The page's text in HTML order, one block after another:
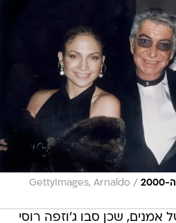
/
GettyImages, Arnaldo
שכן סבו ג'וזפה רוסי